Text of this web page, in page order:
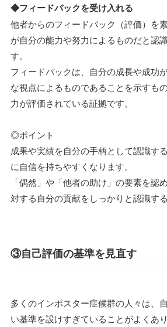
◆フィードバックを受け入れる
他者からのフィードバック（評価）を
が自分の能力や努力によるものだと認
す。
フィードバックは、自分の成長や成功
な視点によるものであることを示すも
力が評価されている証拠です。
◎ポイント
成果や実績を自分の手柄として認識す
に自信を持ちやすくなります。
「偶然」や「他者の助け」の要素を認
対する自分の貢献をしっかりと認識す
③自己評価の基準を見直す
多くのインポスター症候群の人々は、
い基準を設けすぎていることがよくあり